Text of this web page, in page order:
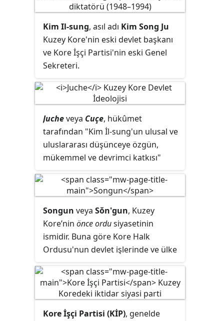
Kim Il-sung, asıl adı Kim Song Ju
Kuzey Kore'nin eski devlet başkanı
ve Kore İşçi Partisi'nin eski Genel
Sekreteri.
Jucheveya Cuçe, hükûmet
tarafından "Kim İl-sung'un ulusal ve
uluslararası düşünceye özgün,
mükemmel ve devrimci katkısı"
resmi devlet ideolojisidir. "İnsan
kaderinin efendisidir", Kore
halkının "devrimin ve inşaatın
ustaları" olarak hareket etmeleri ve
kendine güvenmek ve güçlü olmak
suretiyle bir ulusun gerçek
sürmektedir.
Songun veya Sŏn'gun, Kuzey
Kore’nin önce ordusiyasetinin
ismidir. Buna göre Kore Halk
Ordusu'nun devlet işlerinde ve ülke
bulunmaktadır. Bu siyasetin birçok
alanda farklı yansımaları olup siyasi
ve ekonomik alanda ordunun
önceliği mevcuttur. Bu siyasetin
Kore İşçi Partisi (KİP), genelde